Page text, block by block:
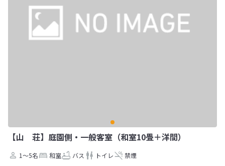
【山 荘】庭園側・一般客室（和室10畳＋洋間）
1～5名 和室 バス トイレ 禁煙